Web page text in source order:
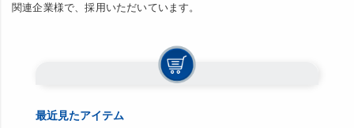
関連企業様で、採用いただいています。
最近見たアイテム